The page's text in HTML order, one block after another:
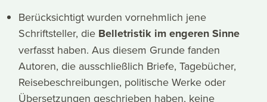
Berücksichtigt wurden vornehmlich jene
Schriftsteller, die Belletristik im engeren Sinne
verfasst haben. Aus diesem Grunde fanden
Autoren, die ausschließlich Briefe, Tagebücher,
Reisebeschreibungen, politische Werke oder
Übersetzungen geschrieben haben, keine